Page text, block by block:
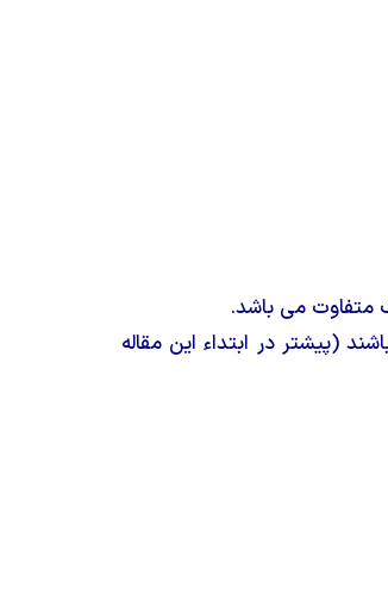
متفاوت می باشد.
(پیشتر در ابتداء این مقاله